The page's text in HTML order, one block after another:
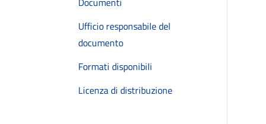
Ufficio responsabile del
documento
Formati disponibili
Licenza di distribuzione